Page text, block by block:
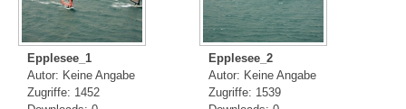
Epplesee_1
Autor: Keine Angabe
Zugriffe: 1452
Epplesee_2
Autor: Keine Angabe
Zugriffe: 1539